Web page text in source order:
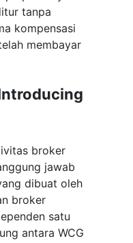
tanpa
kompensasi
membayar
broker
jawab
dibuat oleh
broker
satu
antara WCG